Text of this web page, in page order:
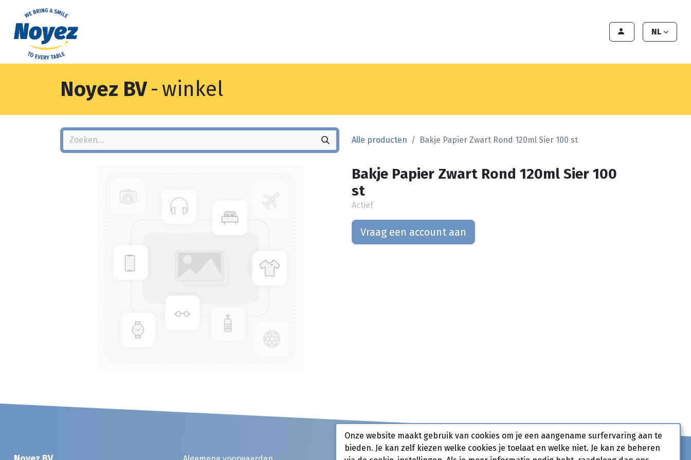
NL
Noyez BV- winkel
Alle producten Bakje Papier Zwart Rond 120ml Sier 100 st
Bakje Papier Zwart Rond 120ml Sier 100
st
Actief
Vraag een account aan
Onze website maakt gebruik van cookies om je een aangename surfervaring aan te
bieden. Je kan zelf kiezen welke cookies je toelaat en welke niet. Je kan ze beheren